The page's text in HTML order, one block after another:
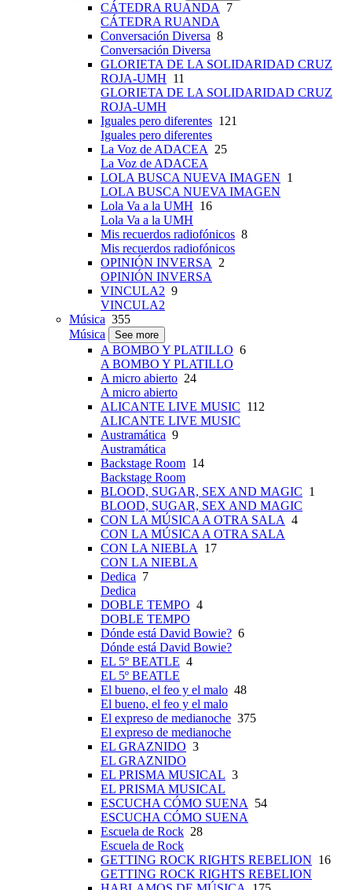
CÁTEDRA RUANDA 7
CÁTEDRA RUANDA
Conversación Diversa 8
Conversación Diversa
GLORIETA DE LA SOLIDARIDAD CRUZ
ROJA-UMH 11
GLORIETA DE LA SOLIDARIDAD CRUZ
ROJA-UMH
Iguales pero diferentes 121
Iguales pero diferentes
La Voz de ADACEA 25
La Voz de ADACEA
LOLA BUSCA NUEVA IMAGEN 1
LOLA BUSCA NUEVA IMAGEN
Lola Va a la UMH 16
Lola Va a la UMH
Mis recuerdos radiofónicos 8
Mis recuerdos radiofónicos
OPINIÓN INVERSA 2
OPINIÓN INVERSA
VINCULA2 9
VINCULA2
Música 355
Música
See more
A BOMBO Y PLATILLO 6
A BOMBO Y PLATILLO
A micro abierto 24
A micro abierto
ALICANTE LIVE MUSIC 112
ALICANTE LIVE MUSIC
Austramática 9
Austramática
Backstage Room 14
Backstage Room
BLOOD, SUGAR, SEX AND MAGIC 1
BLOOD, SUGAR, SEX AND MAGIC
CON LA MÚSICA A OTRA SALA 4
CON LA MÚSICA A OTRA SALA
CON LA NIEBLA 17
CON LA NIEBLA
Dedica 7
Dedica
DOBLE TEMPO 4
DOBLE TEMPO
Dónde está David Bowie? 6
Dónde está David Bowie?
EL 5º BEATLE 4
EL 5º BEATLE
El bueno, el feo y el malo 48
El bueno, el feo y el malo
El expreso de medianoche 375
El expreso de medianoche
EL GRAZNIDO 3
EL GRAZNIDO
EL PRISMA MUSICAL 3
EL PRISMA MUSICAL
ESCUCHA CÓMO SUENA 54
ESCUCHA CÓMO SUENA
Escuela de Rock 28
Escuela de Rock
GETTING ROCK RIGHTS REBELION 16
GETTING ROCK RIGHTS REBELION